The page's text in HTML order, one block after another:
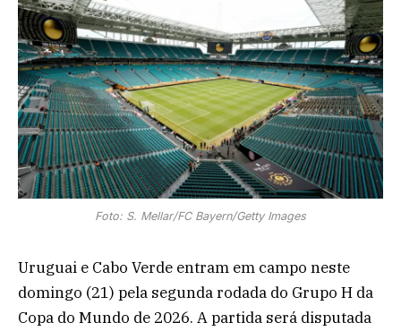
Foto: S. Mellar/FC Bayern/Getty Images
Uruguai e Cabo Verde entram em campo neste
domingo (21) pela segunda rodada do Grupo H da
Copa do Mundo de 2026. A partida será disputada